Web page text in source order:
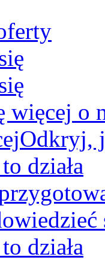
więcej o
Odkryj,
działa
działa